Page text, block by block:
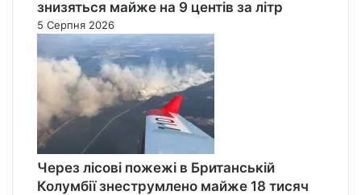
знизяться майже на 9 центів за літр
5 Серпня 2026
Через лісові пожежі в Британській
Колумбії знеструмлено майже 18 тисяч